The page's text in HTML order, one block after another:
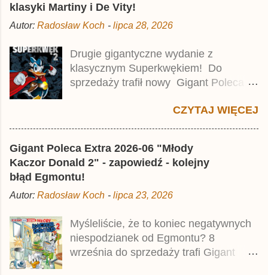
o
m
e
t
a
r
z
klasyki Martiny i De Vity!
Autor: Radosław Koch - lipca 28, 2026
Drugie gigantyczne wydanie z
klasycznym Superkwękiem! Do
sprzedaży trafił nowy Gigant Poleca
Jest to kolejny 624-stronicowy tom z
wynosi 49,99 zł i zamówicie go także z
rabatem na Egmont.pl . Za przekład
odpowiadał Jacek Drewnowski.
Publikacja jest przedrukiem drugiego
Taschenbuch Phantomias Collection ,
który trafił do sprzedaży pod koniec
2025 roku.
CZYTAJ WIĘCEJ
Gigant Poleca Extra 2026-06 "Młody
Kaczor Donald 2" - zapowiedź - kolejny
błąd Egmontu!
Autor: Radosław Koch - lipca 23, 2026
Myśleliście, że to koniec negatywnych
niespodzianek od Egmontu? 8
września do sprzedaży trafi Gigant